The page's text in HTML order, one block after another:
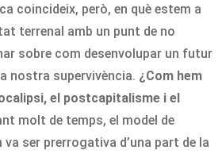
coincideix, però, en què estem a
terrenal amb un punt de no
sobre com desenvolupar un futur
nostra supervivència. ¿Com hem
el postcapitalisme i el
molt de temps, el model de
ser prerrogativa d’una part de la